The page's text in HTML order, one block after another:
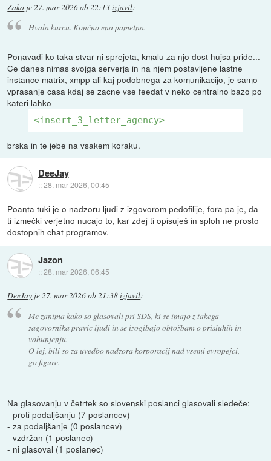
Zako je27. mar 2026 ob 22:13izjavil:
Hvala kurcu. Končno ena pametna.
Ponavadi ko taka stvar ni sprejeta, kmalu za njo dost hujsa pride...
Ce danes nimas svojga serverja in na njem postavljene lastne
instance matrix, xmpp ali kaj podobnega za komunikacijo, je samo
vprasanje casa kdaj se zacne vse feedat v neko centralno bazo po
kateri lahko
<insert_3_letter_agency>
brska in te jebe na vsakem koraku.
DeeJay
::28. mar 2026, 00:45
Poanta tuki je o nadzoru ljudi z izgovorom pedofilije, fora pa je, da
ti izmečki verjetno nucajo to, kar zdej ti opisuješ in sploh ne prosto
dostopnih chat programov.
Jazon
::28. mar 2026, 06:45
DeeJay je27. mar 2026 ob 21:38izjavil:
Me zanima kako so glasovali pri SDS, ki se imajo z takega
zagovornika pravic ljudi in se izogibajo obtožbam o prisluhih in
vohunjenju.
O lej, bili so za uvedbo nadzora korporacij nad vsemi evropejci,
go figure.
Na glasovanju v četrtek so slovenski poslanci glasovali sledeče:
- proti podaljšanju (7 poslancev)
- za podaljšanje (0 poslancev)
- vzdržan (1 poslanec)
- ni glasoval (1 poslanec)